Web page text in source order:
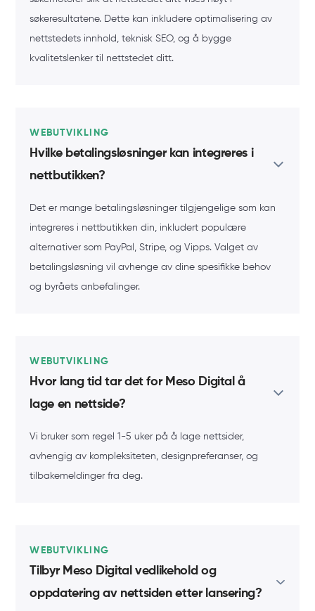
søkeresultatene. Dette kan inkludere optimalisering av
nettstedets innhold, teknisk SEO, og å bygge
kvalitetslenker til nettstedet ditt.
WEBUTVIKLING
Hvilke betalingsløsninger kan integreres i
nettbutikken?
Det er mange betalingsløsninger tilgjengelige som kan
integreres i nettbutikken din, inkludert populære
alternativer som PayPal, Stripe, og Vipps. Valget av
betalingsløsning vil avhenge av dine spesifikke behov
og byråets anbefalinger.
WEBUTVIKLING
Hvor lang tid tar det for Meso Digital å
lage en nettside?
Vi bruker som regel 1-5 uker på å lage nettsider,
avhengig av kompleksiteten, designpreferanser, og
tilbakemeldinger fra deg.
WEBUTVIKLING
Tilbyr Meso Digital vedlikehold og
oppdatering av nettsiden etter lansering?